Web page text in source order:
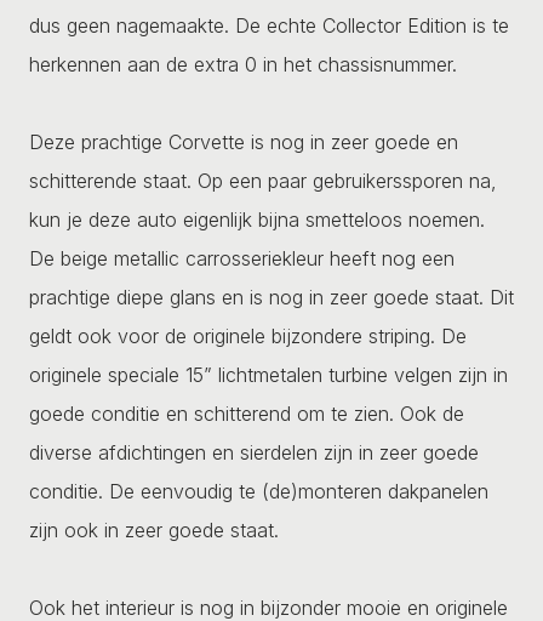
dus geen nagemaakte. De echte Collector Edition is te
herkennen aan de extra 0 in het chassisnummer.
Deze prachtige Corvette is nog in zeer goede en
schitterende staat. Op een paar gebruikerssporen na,
kun je deze auto eigenlijk bijna smetteloos noemen.
De beige metallic carrosseriekleur heeft nog een
prachtige diepe glans en is nog in zeer goede staat. Dit
geldt ook voor de originele bijzondere striping. De
originele speciale 15” lichtmetalen turbine velgen zijn in
goede conditie en schitterend om te zien. Ook de
diverse afdichtingen en sierdelen zijn in zeer goede
conditie. De eenvoudig te (de)monteren dakpanelen
zijn ook in zeer goede staat.
Ook het interieur is nog in bijzonder mooie en originele